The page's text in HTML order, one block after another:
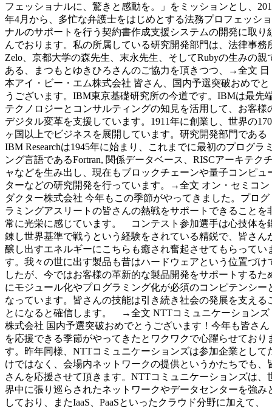
フェッショナルに、驚きと感動を。」をミッションとし、
年4月から、多忙な弁護士をはじめとする法務プロフェッショ
ナルのサポートを行う契約書作成支援システムの開発に取り
んでおります。私の所属している研究開発部門は、法律事務
Zelo、京都大学の森先生、末永先生、そしてRubyの生みの親
ある、まつもとゆきひろさんのご協力を頂きつつ、→全文 日
本アイ・ビー・エム株式会社 皆さん、国内予選突破おめでと
うございます。IBM東京基礎研究所の今道です。IBMは最先
テクノロジーとコンサルティングの知見を活用して、お客様
デジタル変革を支援しています。1911年に創業し、世界の170
ヶ国以上でビジネスを展開しています。研究開発部門である
IBM Researchは1945年に始まり、これまでに最初のプログラ
ング言語であるFortran, 関係データベース、RISCアーキテク
ャなどを生み出し、現在もブロックチェーンや量子コンピュ
ターなどの研究開発を行っています。→全文 オン・セミコン
ダクター株式会社 今年もこの季節がやってきました。プログ
ラミングアスリートの皆さんの熱戦をサポートできることを
常に光栄に感じています。 コンテスト参加選手は心技体を
錬し世界基準で戦うという経験をされている精鋭で、皆さん
醸し出すエネルギーにこちらも癒され奮起させてもらってい
す。我々の世に出す製品も昔はハードウェアという位置づけ
したが、今ではお客様の革新的な製品開発をサポートするた
にモジュール化やプログラミング化が必須のコンピテンシー
なっています。皆さんの技能は引き続き社会の発展を支える
とになると確信します。 →全文 NTTコミュニケーションズ
株式会社 国内予選突破おめでとうございます！今年も皆さん
を応援できる季節がやってきたとワクワクで心躍らせており
す。昨年同様、NTTコミュニケーションズは参加企業として
けではなく、会場内ネットワークの提供というかたちでも、
さんを応援させて頂きます。NTTコミュニケーションズは、
界中に張り巡らされたネットワークやデータセンターを強み
しており、またIaaS、PaaSといったクラウド分野に加えて、